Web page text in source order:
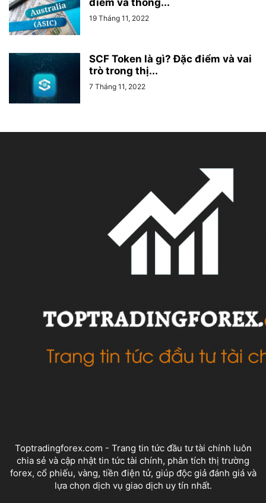
điểm và thông...
19 Tháng 11, 2022
SCF Token là gì? Đặc điểm và vai
trò trong thị...
7 Tháng 11, 2022
Toptradingforex.com - Trang tin tức đầu tư tài chính luôn
chia sẻ và cập nhật tin tức tài chính, phân tích thị trường
forex, cổ phiếu, vàng, tiền điện tử, giúp độc giả đánh giá và
lựa chọn dịch vụ giao dịch uy tín nhất.